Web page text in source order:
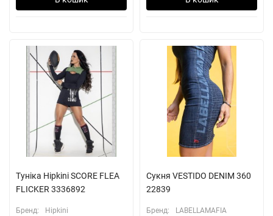
Туніка Hipkini SCORE FLEA
FLICKER 3336892
Бренд: Hipkini
Сукня VESTIDO DENIM 360
22839
Бренд: LABELLAMAFIA